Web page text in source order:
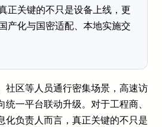
正关键的不只是设备上线，更
产化与国密适配、本地实施交
社区等人员通行密集场景，高速访
统一平台联动升级。对于工程商、
化负责人而言，真正关键的不只是